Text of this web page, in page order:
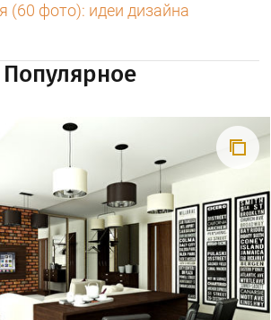
(60 фото): идеи дизайна
Популярное